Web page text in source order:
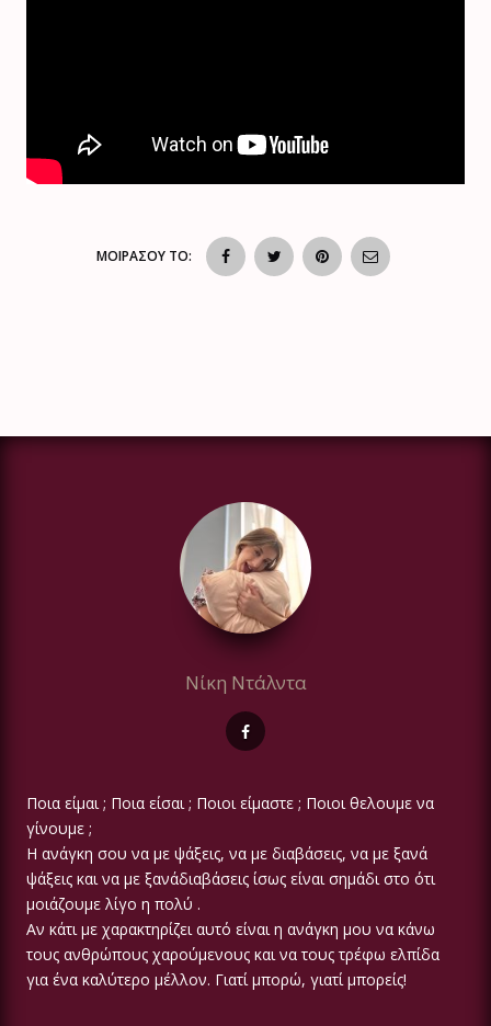
ΜΟΙΡΑΣΟΥ ΤΟ:
Νίκη Ντάλντα
Ποια είμαι ; Ποια είσαι ; Ποιοι είμαστε ; Ποιοι θελουμε να
γίνουμε ;
Η ανάγκη σου να με ψάξεις, να με διαβάσεις, να με ξανά
ψάξεις και να με ξανάδιαβάσεις ίσως είναι σημάδι στο ότι
μοιάζουμε λίγο η πολύ .
Αν κάτι με χαρακτηρίζει αυτό είναι η ανάγκη μου να κάνω
τους ανθρώπους χαρούμενους και να τους τρέφω ελπίδα
για ένα καλύτερο μέλλον. Γιατί μπορώ, γιατί μπορείς!